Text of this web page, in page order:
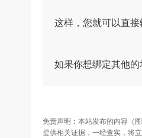
这样，您就可以直
如果你想绑定其他
免责声明：本站发布的内容（
提供相关证据，一经查实，将